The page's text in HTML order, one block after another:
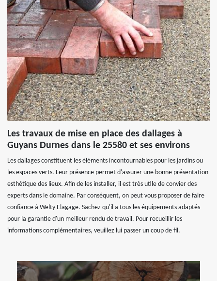
Les travaux de mise en place des dallages à
Guyans Durnes dans le 25580 et ses environs
Les dallages constituent les éléments incontournables pour les jardins ou
les espaces verts. Leur présence permet d'assurer une bonne présentation
esthétique des lieux. Afin de les installer, il est très utile de convier des
experts dans le domaine. Par conséquent, on peut vous proposer de faire
confiance à Welty Elagage. Sachez qu'il a tous les équipements adaptés
pour la garantie d'un meilleur rendu de travail. Pour recueillir les
informations complémentaires, veuillez lui passer un coup de fil.